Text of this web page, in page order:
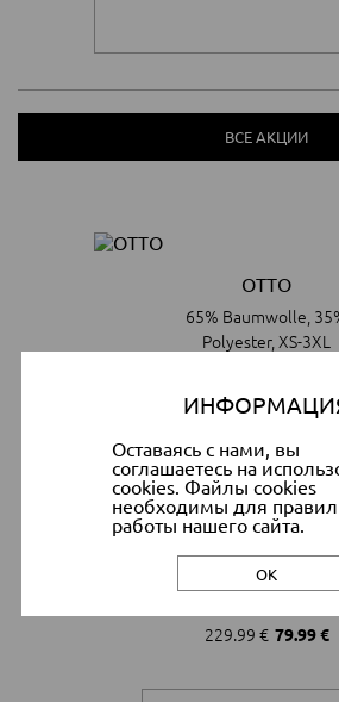
ВСЕ АКЦИИ
OTTO
65% Baumwolle,
Polyester, XS-3XL
посмотреть и купить
Aboutyou
229.99 € 79.99 €
Оставаясь с нами, вы
соглашаетесь на
cookies. Файлы cookies
необходимы для
работы нашего сайта.
ОК